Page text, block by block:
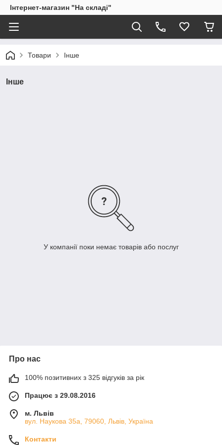
Інтернет-магазин "На складі"
Товари Інше
Інше
У компанії поки немає товарів або послуг
Про нас
100% позитивних з 325 відгуків за рік
Працює з 29.08.2016
м. Львів
вул. Наукова 35а, 79060, Львів, Україна
Контакти